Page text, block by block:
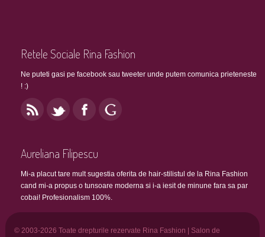
Retele Sociale Rina Fashion
Ne puteti gasi pe facebook sau tweeter unde putem comunica prieteneste
! :)
Aureliana Filipescu
Mi-a placut tare mult sugestia oferita de hair-stilistul de la Rina Fashion
cand mi-a propus o tunsoare moderna si i-a iesit de minune fara sa par
cobai! Profesionalism 100%.
© 2003-2026 Toate drepturile rezervate Rina Fashion | Salon de